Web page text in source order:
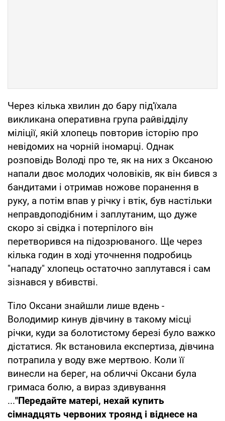
Через кілька хвилин до бару під'їхала
викликана оперативна група райвідділу
міліції, якій хлопець повторив історію про
невідомих на чорній іномарці. Однак
розповідь Володі про те, як на них з Оксаною
напали двоє молодих чоловіків, як він бився з
бандитами і отримав ножове поранення в
руку, а потім впав у річку і втік, був настільки
неправдоподібним і заплутаним, що дуже
скоро зі свідка і потерпілого він
перетворився на підозрюваного. Ще через
кілька годин в ході уточнення подробиць
"нападу" хлопець остаточно заплутався і сам
зізнався у вбивстві.
Тіло Оксани знайшли лише вдень -
Володимир кинув дівчину в такому місці
річки, куди за болотистому березі було важко
дістатися. Як встановила експертиза, дівчина
потрапила у воду вже мертвою. Коли її
винесли на берег, на обличчі Оксани була
гримаса болю, а вираз здивування
..."Передайте матері, нехай купить
сімнадцять червоних троянд і віднесе на